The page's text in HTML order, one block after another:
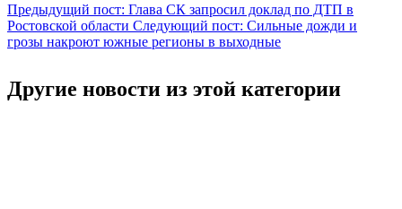
Предыдущий пост: Глава СК запросил доклад по ДТП в
Ростовской области Следующий пост: Сильные дожди и
грозы накроют южные регионы в выходные
Другие новости из этой категории